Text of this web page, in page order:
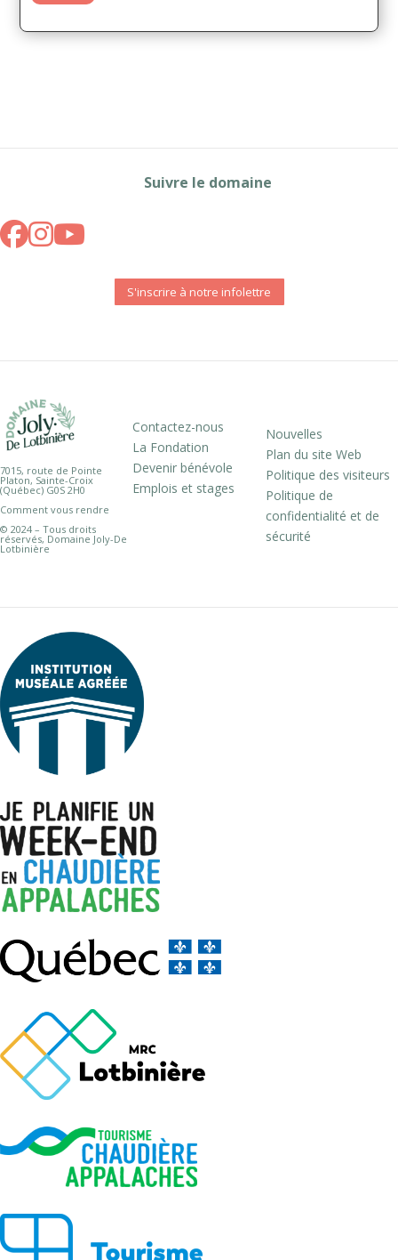
Suivre le domaine
S'inscrire à notre infolettre
7015, route de Pointe
Platon, Sainte-Croix
(Québec) G0S 2H0
Comment vous rendre
© 2024 – Tous droits
réservés, Domaine Joly-De
Lotbinière
Contactez-nous
La Fondation
Devenir bénévole
Emplois et stages
Nouvelles
Plan du site Web
Politique des visiteurs
Politique de
confidentialité et de
sécurité